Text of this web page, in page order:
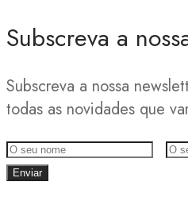
Subscreva a
Subscreva a nossa
todas as novidades que